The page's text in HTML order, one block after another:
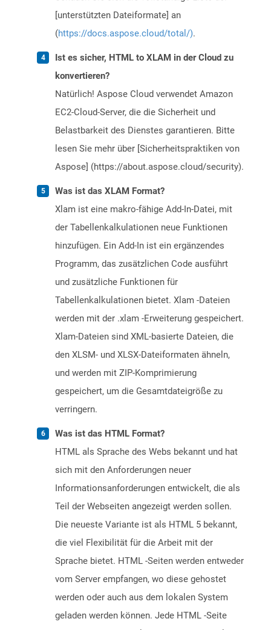
[unterstützten Dateiformate] an
(https://docs.aspose.cloud/total/).
Ist es sicher, HTML to XLAM in der Cloud zu
konvertieren?
Natürlich! Aspose Cloud verwendet Amazon
EC2-Cloud-Server, die die Sicherheit und
Belastbarkeit des Dienstes garantieren. Bitte
lesen Sie mehr über [Sicherheitspraktiken von
Aspose] (https://about.aspose.cloud/security).
Was ist das XLAM Format?
Xlam ist eine makro-fähige Add-In-Datei, mit
der Tabellenkalkulationen neue Funktionen
hinzufügen. Ein Add-In ist ein ergänzendes
Programm, das zusätzlichen Code ausführt
und zusätzliche Funktionen für
Tabellenkalkulationen bietet. Xlam -Dateien
werden mit der .xlam -Erweiterung gespeichert.
Xlam-Dateien sind XML-basierte Dateien, die
den XLSM- und XLSX-Dateiformaten ähneln,
und werden mit ZIP-Komprimierung
gespeichert, um die Gesamtdateigröße zu
verringern.
Was ist das HTML Format?
HTML als Sprache des Webs bekannt und hat
sich mit den Anforderungen neuer
Informationsanforderungen entwickelt, die als
Teil der Webseiten angezeigt werden sollen.
Die neueste Variante ist als HTML 5 bekannt,
die viel Flexibilität für die Arbeit mit der
Sprache bietet. HTML -Seiten werden entweder
vom Server empfangen, wo diese gehostet
werden oder auch aus dem lokalen System
geladen werden können. Jede HTML -Seite